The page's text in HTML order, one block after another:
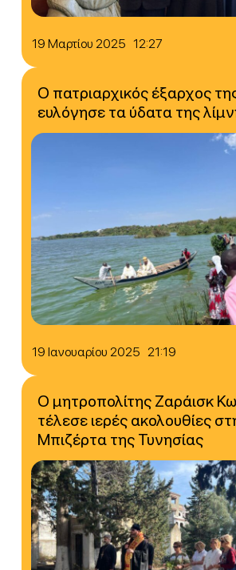
19 Μαρτίου 2025 12:27
19 Ιανουαρίου 2025 21:19
Ο πατριαρχικός έξαρχος
ευλόγησε τα ύδατα της
Ο μητροπολίτης Ζαράισκ
τέλεσε ιερές ακολουθίες
Μπιζέρτα της Τυνησίας